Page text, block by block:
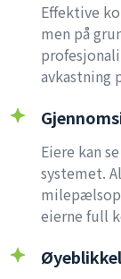
Effektive
men på
avkastning
Eiere kan
systemet.
eierne full